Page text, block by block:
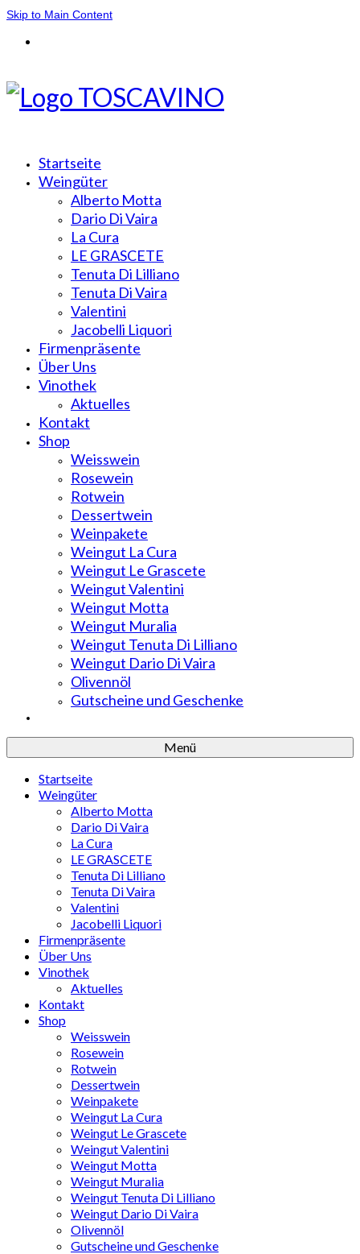
Skip to Main Content
Startseite
Weingüter
Alberto Motta
Dario Di Vaira
La Cura
LE GRASCETE
Tenuta Di Lilliano
Tenuta Di Vaira
Valentini
Jacobelli Liquori
Firmenpräsente
Über Uns
Vinothek
Aktuelles
Kontakt
Shop
Weisswein
Rosewein
Rotwein
Dessertwein
Weinpakete
Weingut La Cura
Weingut Le Grascete
Weingut Valentini
Weingut Motta
Weingut Muralia
Weingut Tenuta Di Lilliano
Weingut Dario Di Vaira
Olivennöl
Gutscheine und Geschenke
Menü
Startseite
Weingüter
Alberto Motta
Dario Di Vaira
La Cura
LE GRASCETE
Tenuta Di Lilliano
Tenuta Di Vaira
Valentini
Jacobelli Liquori
Firmenpräsente
Über Uns
Vinothek
Aktuelles
Kontakt
Shop
Weisswein
Rosewein
Rotwein
Dessertwein
Weinpakete
Weingut La Cura
Weingut Le Grascete
Weingut Valentini
Weingut Motta
Weingut Muralia
Weingut Tenuta Di Lilliano
Weingut Dario Di Vaira
Olivennöl
Gutscheine und Geschenke